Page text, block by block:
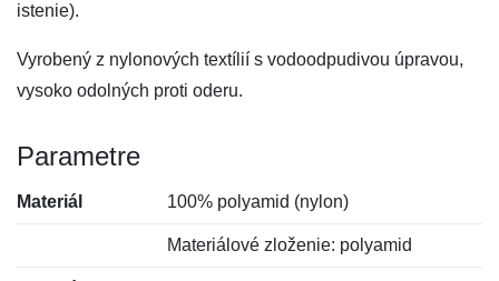
istenie).
Vyrobený z nylonových textílií s vodoodpudivou úpravou,
vysoko odolných proti oderu.
Parametre
Materiál 100% polyamid (nylon)
Materiálové zloženie: polyamid